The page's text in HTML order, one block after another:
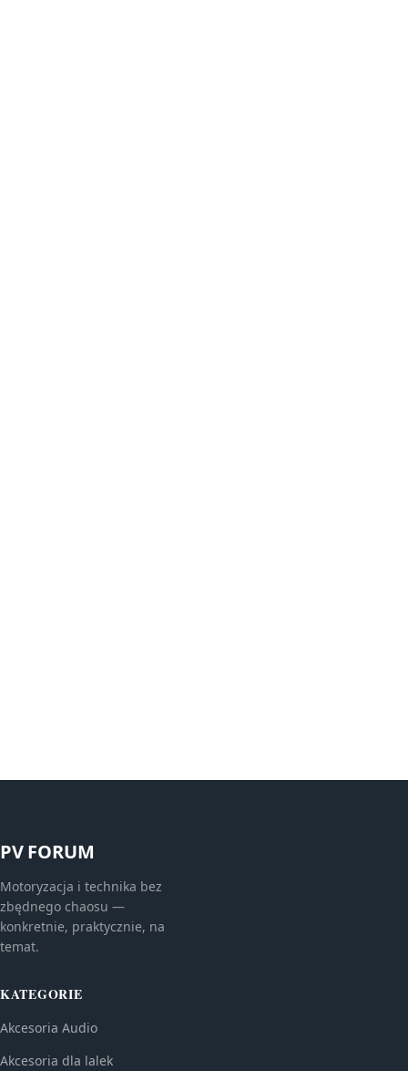
PV FORUM
Motoryzacja i technika bez
zbędnego chaosu —
konkretnie, praktycznie, na
temat.
KATEGORIE
Akcesoria Audio
Akcesoria dla lalek